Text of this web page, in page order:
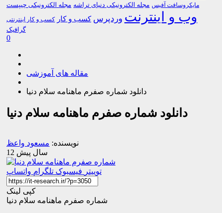
مایکروسافت آفیس مجله الکترونیکی دنیای تراشه مجله الکترونیکی چیپست
وب و اینترنت وردپرس کسب و کار کسب و کار اینترنتی
گرافیک
0
مقاله های آموزشی
دانلود شماره صفرم ماهنامه سلام دنیا
دانلود شماره صفرم ماهنامه سلام دنیا
نویسنده: مسعود واعظ
12 سال پیش
توییتر فیسبوک تلگرام واتساپ
کپی لینک
شماره صفرم ماهنامه سلام دنیا